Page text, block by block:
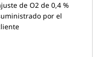
de O2 de 0,4 %
por el